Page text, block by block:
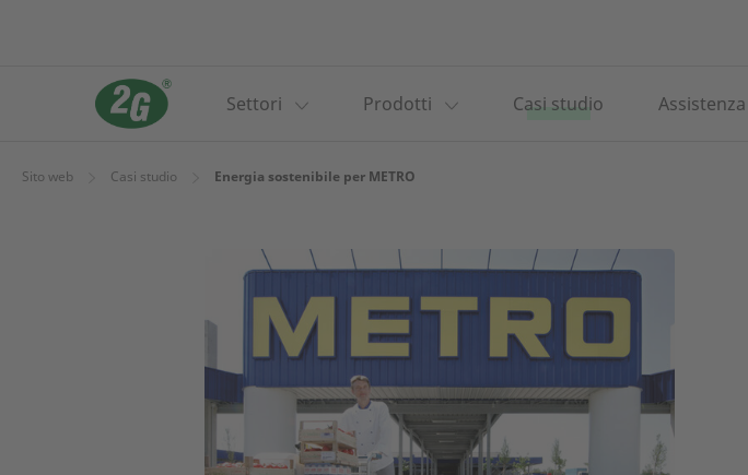
Settori Prodotti Casi studio Assistenza
Sito web Casi studio Energia sostenibile per METRO